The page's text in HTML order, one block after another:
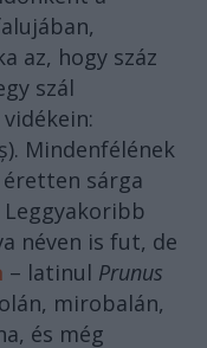
az, hogy száz
szál
Mindenfélének
sárga
néven is fut, de
– latinul Prunus
mirobalán,
és még